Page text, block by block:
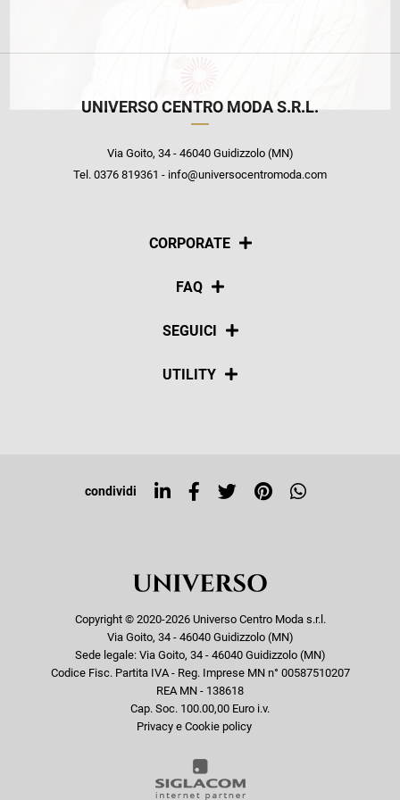
UNIVERSO CENTRO MODA S.R.L.
Via Goito, 34 - 46040 Guidizzolo (MN)
Tel. 0376 819361 - info@universocentromoda.com
CORPORATE
Chi siamo
FAQ
Pagamenti
SEGUICI
Social
UTILITY
Top ricerche
condividi
Copyright © 2020-2026 Universo Centro Moda s.r.l.
Via Goito, 34 - 46040 Guidizzolo (MN)
Sede legale: Via Goito, 34 - 46040 Guidizzolo (MN)
Codice Fisc. Partita IVA - Reg. Imprese MN n° 00587510207
REA MN - 138618
Cap. Soc. 100.00,00 Euro i.v.
Privacy e Cookie policy